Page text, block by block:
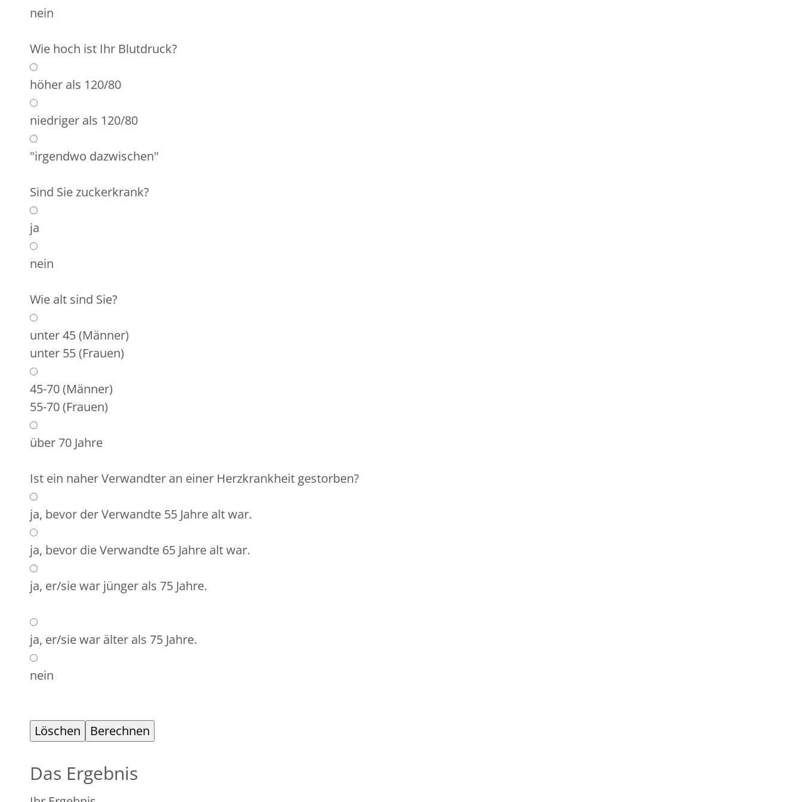
nein
Wie hoch ist Ihr Blutdruck?
höher als 120/80
niedriger als 120/80
"irgendwo dazwischen"
Sind Sie zuckerkrank?
ja
nein
Wie alt sind Sie?
unter 45 (Männer)
unter 55 (Frauen)
45-70 (Männer)
55-70 (Frauen)
über 70 Jahre
Ist ein naher Verwandter an einer Herzkrankheit gestorben?
ja, bevor der Verwandte 55 Jahre alt war.
ja, bevor die Verwandte 65 Jahre alt war.
ja, er/sie war jünger als 75 Jahre.
ja, er/sie war älter als 75 Jahre.
nein
Das Ergebnis